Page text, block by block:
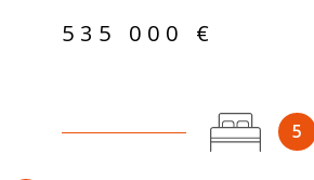
535 000 €
5